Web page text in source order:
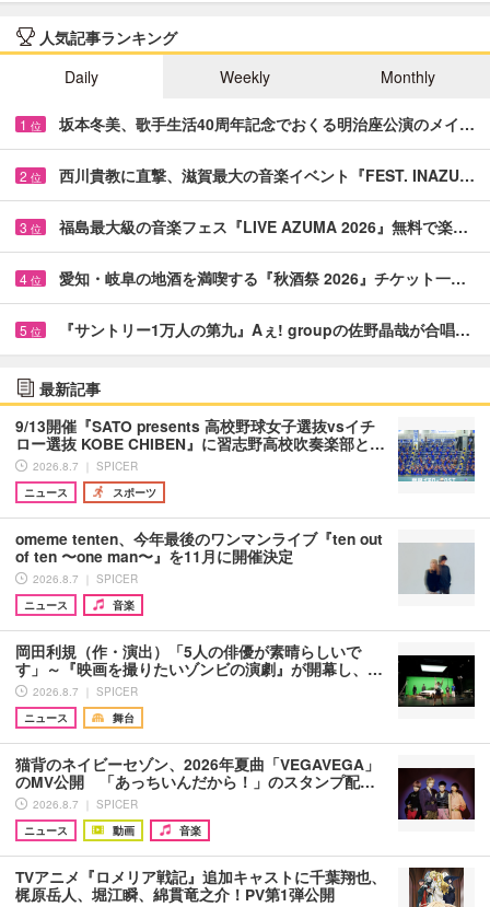
人気記事ランキング
Daily
Weekly Monthly
1 位 坂本冬美、歌手生活40周年記念でおくる明治座公演のメイ…
2 位 西川貴教に直撃、滋賀最大の音楽イベント『FEST. INAZU…
3 位 福島最大級の音楽フェス『LIVE AZUMA 2026』無料で楽…
4 位 愛知・岐阜の地酒を満喫する『秋酒祭 2026』チケット一…
5 位 『サントリー1万人の第九』Aぇ! groupの佐野晶哉が合唱…
最新記事
9/13開催『SATO presents 高校野球女子選抜vsイチ
ロー選抜 KOBE CHIBEN』に習志野高校吹奏楽部と…
2026.8.7 ｜ SPICER
ニュース
スポーツ
omeme tenten、今年最後のワンマンライブ『ten out
of ten 〜one man〜』を11月に開催決定
2026.8.7 ｜ SPICER
ニュース
音楽
岡田利規（作・演出）「5人の俳優が素晴らしいで
す」～『映画を撮りたいゾンビの演劇』が開幕し、…
2026.8.7 ｜ SPICER
ニュース
舞台
猫背のネイビーセゾン、2026年夏曲「VEGAVEGA」
のMV公開 「あっちいんだから！」のスタンプ配…
2026.8.7 ｜ SPICER
ニュース
動画 音楽
TVアニメ『ロメリア戦記』追加キャストに千葉翔也、
梶原岳人、堀江瞬、綿貫竜之介！PV第1弾公開